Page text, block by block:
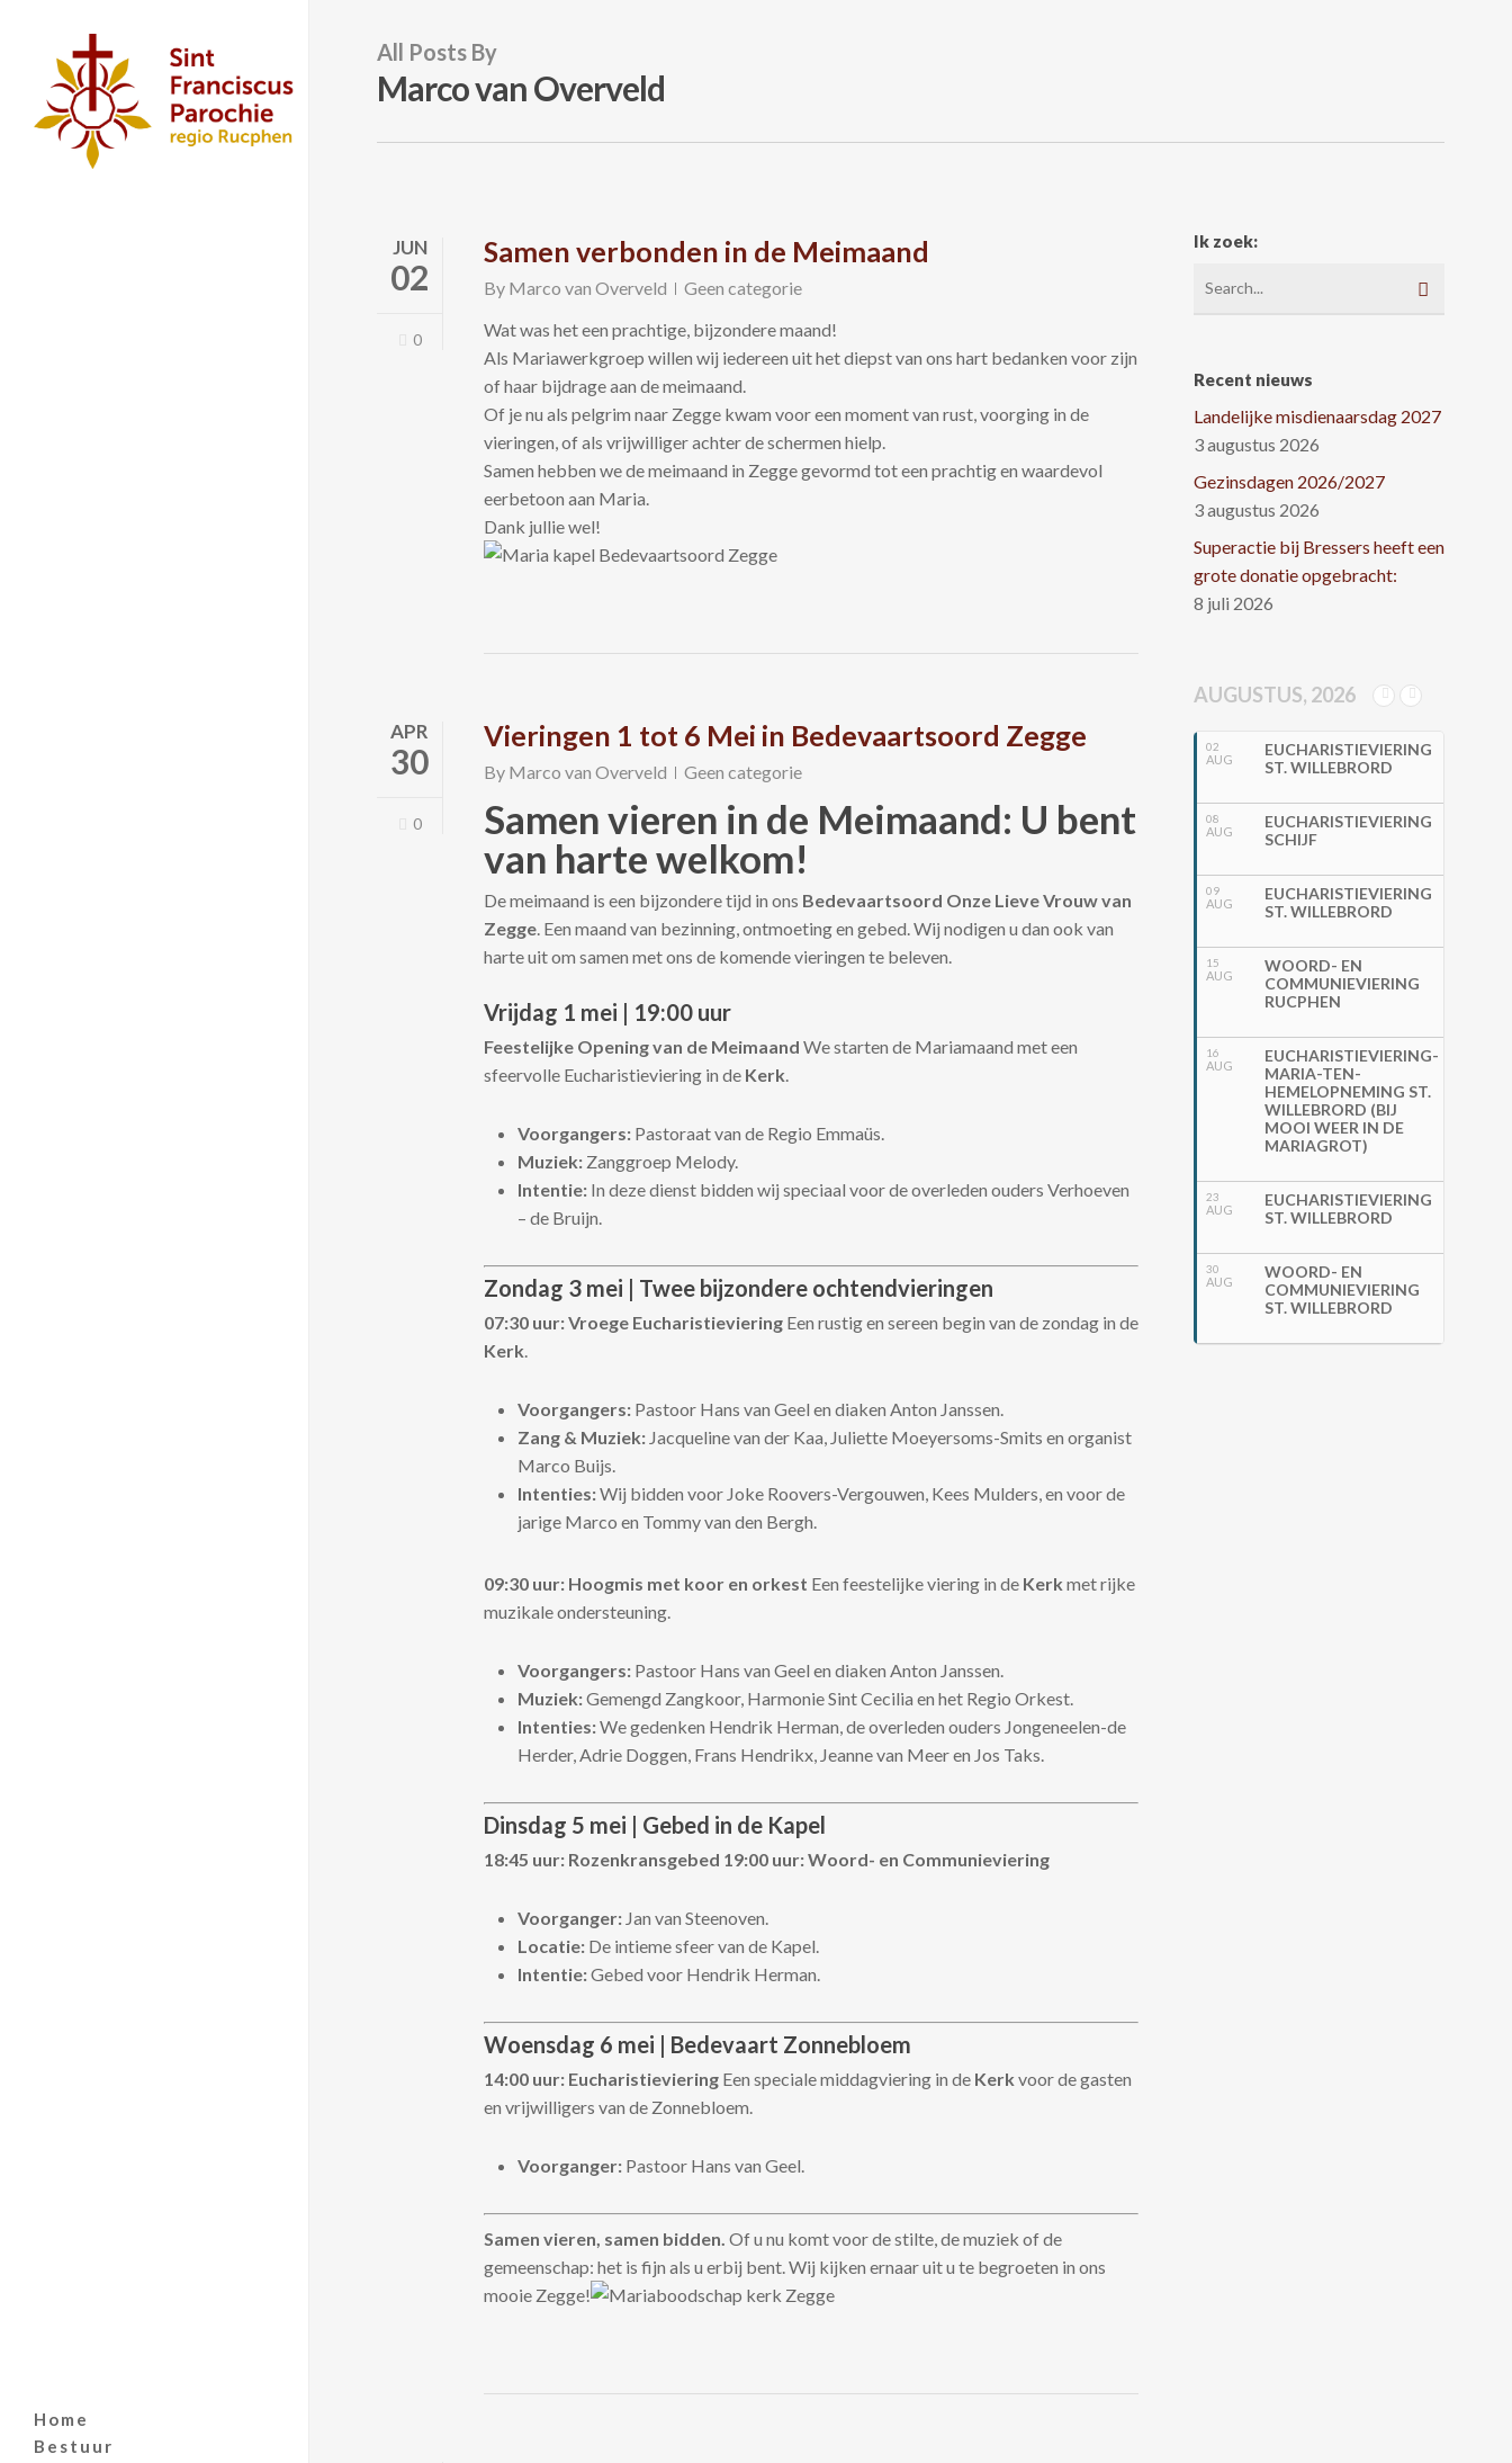
content
Home
Bestuur
All Posts By
Marco van Overveld
JUN
02
0
Samen verbonden in de Meimaand
By Marco van Overveld
Geen categorie
Wat was het een prachtige, bijzondere maand!
Als Mariawerkgroep willen wij iedereen uit het diepst van ons hart bedanken voor zijn
of haar bijdrage aan de meimaand.
Of je nu als pelgrim naar Zegge kwam voor een moment van rust, voorging in de
vieringen, of als vrijwilliger achter de schermen hielp.
Samen hebben we de meimaand in Zegge gevormd tot een prachtig en waardevol
eerbetoon aan Maria.
Dank jullie wel!
APR
30
0
Vieringen 1 tot 6 Mei in Bedevaartsoord Zegge
By Marco van Overveld Geen categorie
Samen vieren in de Meimaand: U bent
van harte welkom!
De meimaand is een bijzondere tijd in ons Bedevaartsoord Onze Lieve Vrouw van
Zegge. Een maand van bezinning, ontmoeting en gebed. Wij nodigen u dan ook van
harte uit om samen met ons de komende vieringen te beleven.
Vrijdag 1 mei | 19:00 uur
Feestelijke Opening van de Meimaand We starten de Mariamaand met een
sfeervolle Eucharistieviering in de Kerk.
Voorgangers: Pastoraat van de Regio Emmaüs.
Muziek: Zanggroep Melody.
Intentie: In deze dienst bidden wij speciaal voor de overleden ouders Verhoeven
– de Bruijn.
Zondag 3 mei | Twee bijzondere ochtendvieringen
07:30 uur: Vroege Eucharistieviering Een rustig en sereen begin van de zondag in de
Kerk.
Voorgangers: Pastoor Hans van Geel en diaken Anton Janssen.
Zang & Muziek: Jacqueline van der Kaa, Juliette Moeyersoms-Smits en organist
Marco Buijs.
Intenties:Wij bidden voor Joke Roovers-Vergouwen, Kees Mulders, en voor de
jarige Marco en Tommy van den Bergh.
09:30 uur: Hoogmis met koor en orkest Een feestelijke viering in de Kerk met rijke
muzikale ondersteuning.
Voorgangers: Pastoor Hans van Geel en diaken Anton Janssen.
Muziek:Gemengd Zangkoor, Harmonie Sint Cecilia en het Regio Orkest.
Intenties:We gedenken Hendrik Herman, de overleden ouders Jongeneelen-de
Herder, Adrie Doggen, Frans Hendrikx, Jeanne van Meer en Jos Taks.
Dinsdag 5 mei | Gebed in de Kapel
18:45 uur: Rozenkransgebed 19:00 uur: Woord- en Communieviering
Voorganger: Jan van Steenoven.
Locatie: De intieme sfeer van de Kapel.
Intentie:Gebed voor Hendrik Herman.
Woensdag 6 mei | Bedevaart Zonnebloem
14:00 uur: Eucharistieviering Een speciale middagviering in de Kerk voor de gasten
en vrijwilligers van de Zonnebloem.
Voorganger: Pastoor Hans van Geel.
Samen vieren, samen bidden. Of u nu komt voor de stilte, de muziek of de
gemeenschap: het is fijn als u erbij bent. Wij kijken ernaar uit u te begroeten in ons
mooie Zegge!
Ik zoek:
Recent nieuws
Landelijke misdienaarsdag 2027
3 augustus 2026
Gezinsdagen 2026/2027
3 augustus 2026
Superactie bij Bressers heeft een
grote donatie opgebracht:
8 juli 2026
AUGUSTUS, 2026
02
AUG
EUCHARISTIEVIERING
ST. WILLEBRORD
08
AUG
EUCHARISTIEVIERING
SCHIJF
09
AUG
EUCHARISTIEVIERING
ST. WILLEBRORD
15
AUG
WOORD- EN
COMMUNIEVIERING
RUCPHEN
16
AUG
EUCHARISTIEVIERING-
MARIA-TEN-
HEMELOPNEMING ST.
WILLEBRORD (BIJ
MOOI WEER IN DE
MARIAGROT)
23
AUG
EUCHARISTIEVIERING
ST. WILLEBRORD
30
AUG
WOORD- EN
COMMUNIEVIERING
ST. WILLEBRORD